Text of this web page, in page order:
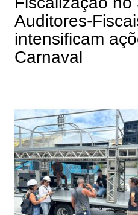
Auditores-
intensificam
Carnaval